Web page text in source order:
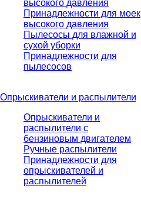
высокого давления
Принадлежности для моек
высокого давления
Пылесосы для влажной и
сухой уборки
Принадлежности для
пылесосов
Опрыскиватели и распылители
Опрыскиватели и
распылители с
бензиновым двигателем
Ручные распылители
Принадлежности для
опрыскивателей и
распылителей